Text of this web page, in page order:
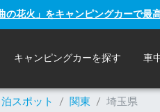
の花火」をキャンピングカーで最
キャンピングカーを探す 車
スポット / 関東 / 埼玉県